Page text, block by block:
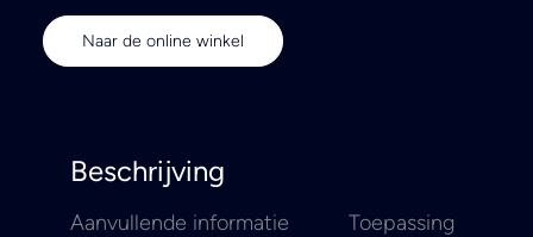
Naar de online winkel
Beschrijving
Aanvullende informatie
Toepassing